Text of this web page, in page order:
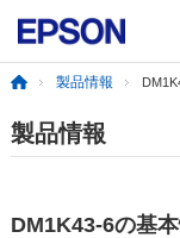
製品情報
製品情報
DM1K43-6の基